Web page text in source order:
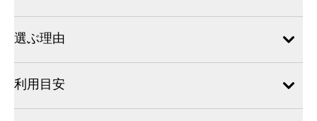
選ぶ理由
利用目安